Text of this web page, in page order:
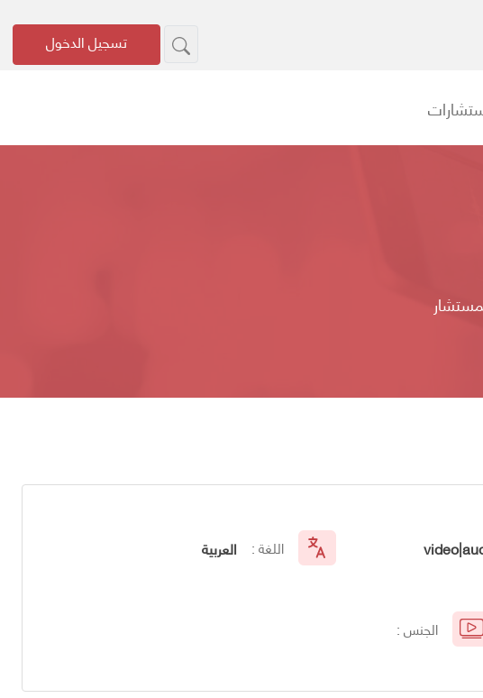
تسجيل الدخول
اللغة : العربية
الجنس :